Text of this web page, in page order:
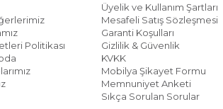
Politikası
Üyelik ve Kullanım Şartları
Mesafeli Satış Sözleşmesi
Garanti Koşulları
Gizlilik & Güvenlik
KVKK
Mobilya Şikayet Formu
Memnuniyet Anketi
Sıkça Sorulan Sorular